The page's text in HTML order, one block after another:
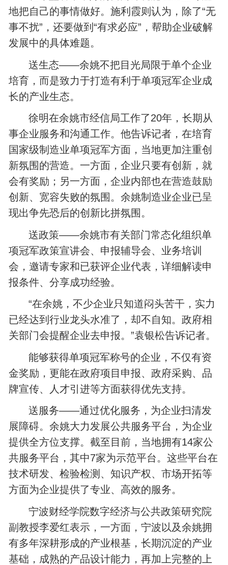
地把自己的事情做好。施利霞则认为，除了“无
事不扰”，还要做到“有求必应”，帮助企业破解
发展中的具体难题。
送生态——余姚不把目光局限于单个企业
培育，而是致力于打造有利于单项冠军企业成
长的产业生态。
徐明在余姚市经信局工作了20年，长期从
事企业服务和沟通工作。他告诉记者，在培育
国家级制造业单项冠军方面，当地更加注重创
新氛围的营造。一方面，企业只要有创新，就
会有奖励；另一方面，企业内部也在营造鼓励
创新、宽容失败的氛围。余姚制造业企业已呈
现出争先恐后的创新比拼氛围。
送政策——余姚市有关部门常态化组织单
项冠军政策宣讲会、申报辅导会、业务培训
会，邀请专家和已获评企业代表，详细解读申
报条件、分享成功经验。
“在余姚，不少企业只知道闷头苦干，实力
已经达到行业龙头水准了，却不自知。政府相
关部门会提醒企业去申报。”袁银松告诉记者。
能够获得单项冠军称号的企业，不仅有资
金奖励，更能在政府项目申报、政府采购、品
牌宣传、人才引进等方面获得优先支持。
送服务——通过优化服务，为企业扫清发
展障碍。余姚大力发展公共服务平台，为企业
提供全方位支撑。截至目前，当地拥有14家公
共服务平台，其中7家为示范平台。这些平台在
技术研发、检验检测、知识产权、市场开拓等
方面为企业提供了专业、高效的服务。
宁波财经学院数字经济与公共政策研究院
副教授李爱红表示，一方面，宁波以及余姚拥
有多年深耕形成的产业根基，长期沉淀的产业
基础，成熟的产品设计能力，再加上完整的上